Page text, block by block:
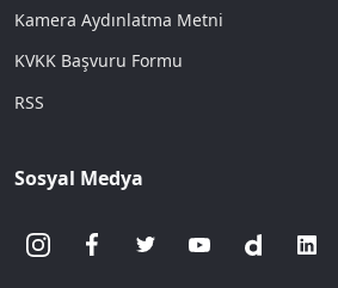
Kamera Aydınlatma Metni
KVKK Başvuru Formu
RSS
Sosyal Medya